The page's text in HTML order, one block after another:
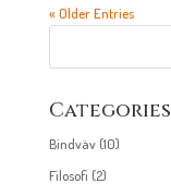
« Older Entries
Categories
Bindväv(10)
Filosofi (2)